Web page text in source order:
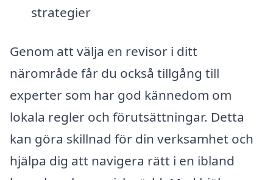
strategier
Genom att välja en revisor i ditt
närområde får du också tillgång till
experter som har god kännedom om
lokala regler och förutsättningar. Detta
kan göra skillnad för din verksamhet och
hjälpa dig att navigera rätt i en ibland